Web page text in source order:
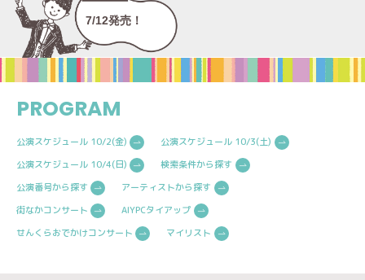
7/12発売！
PROGRAM
公演スケジュール 10/2(金)
公演スケジュール 10/3(土)
公演スケジュール 10/4(日)
検索条件から探す
公演番号から探す
アーティストから探す
街なかコンサート
AIYPCタイアップ
せんくらおでかけコンサート
マイリスト